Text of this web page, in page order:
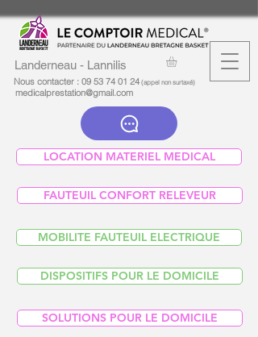
Landerneau - Lannilis
Nous contacter : 09 53 74 01 24 (appel non surtaxé)
medicalprestation@gmail.com
DISPOSITIFS POUR LE DOMICILE
LOCATION MATERIEL MEDICAL
MOBILITE FAUTEUIL ELECTRIQUE
FAUTEUIL CONFORT RELEVEUR
SOLUTIONS POUR LE DOMICILE